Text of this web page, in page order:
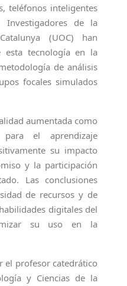
teléfonos inteligentes
Investigadores de la
(UOC) han
esta tecnología en la
de análisis
focales simulados
aumentada como
para el aprendizaje
su impacto
y la participación
Las conclusiones
de recursos y de
digitales del
su uso en la
el profesor catedrático
y Ciencias de la